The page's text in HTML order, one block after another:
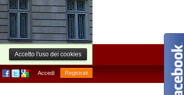
Accetto l'uso dei cookies
Accedi Registrati